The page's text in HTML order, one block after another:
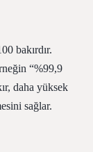
bakırdır.
“%99,9
daha yüksek
sağlar.